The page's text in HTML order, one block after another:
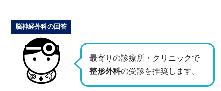
最寄りの診療所・クリニックで
整形外科の受診を推奨します。
脳神経外科の回答